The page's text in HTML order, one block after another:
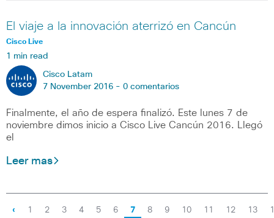
El viaje a la innovación aterrizó en Cancún
Cisco Live
1 min read
Cisco Latam
7 November 2016 - 0 comentarios
Finalmente, el año de espera finalizó. Este lunes 7 de
noviembre dimos inicio a Cisco Live Cancún 2016. Llegó
el
Leer mas
‹ 1 2 3 4 5 6 7 8 9 10 11 12 13